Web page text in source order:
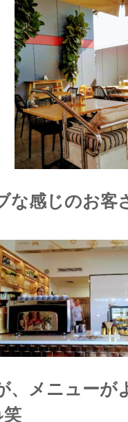
な感じのお客
、メニューが